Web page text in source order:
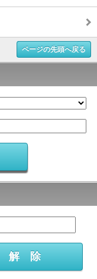
ページの先頭へ戻る